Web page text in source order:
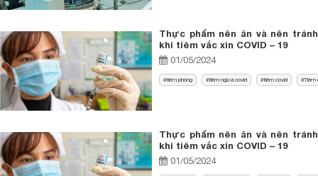
Thực phẩm nên ăn và nên tránh
khi tiêm vắc xin COVID – 19
01/05/2024
tiêm phòng tiêm ngừa covid tiêm covid Tiêm
Thực phẩm nên ăn và nên tránh
khi tiêm vắc xin COVID – 19
01/05/2024